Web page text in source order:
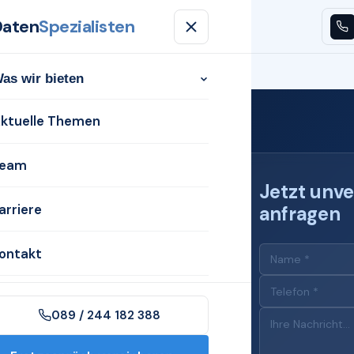
Aktuelle ThemenTeam Karriere
Spezialisten
wir bieten
Themen
089 / 244 182 388
mit
Jetzt
anfragen